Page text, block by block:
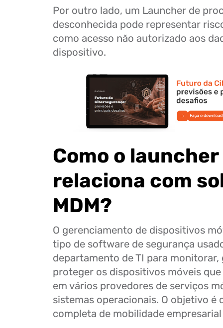
Por outro lado, um Launcher de
desconhecida pode representar
como acesso não autorizado aos
dispositivo.
Como o launcher
relaciona com
MDM?
O gerenciamento de dispositivos
tipo de software de segurança
departamento de TI para monitorar,
proteger os dispositivos móveis
em vários provedores de serviços
sistemas operacionais. O objetivo é
completa de mobilidade